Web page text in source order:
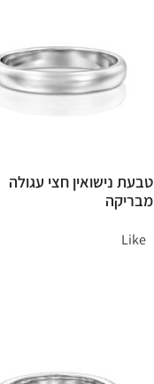
טבעת נישואין חצי עגולה
מבריקה
Like